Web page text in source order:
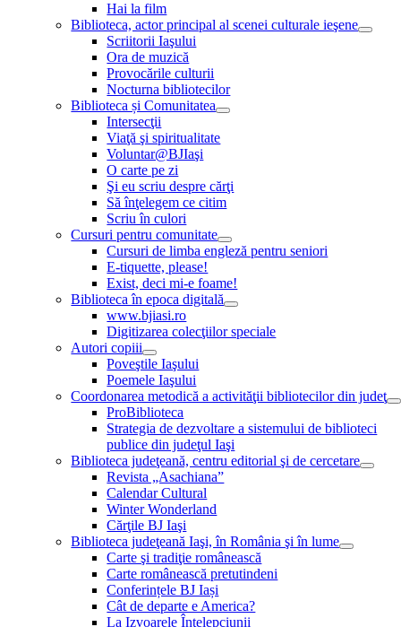
Hai la film
Biblioteca, actor principal al scenei culturale ieşene
Scriitorii Iaşului
Ora de muzică
Provocările culturii
Nocturna bibliotecilor
Biblioteca și Comunitatea
Intersecţii
Viaţă şi spiritualitate
Voluntar@BJIaşi
O carte pe zi
Şi eu scriu despre cărţi
Să înţelegem ce citim
Scriu în culori
Cursuri pentru comunitate
Cursuri de limba engleză pentru seniori
E-tiquette, please!
Exist, deci mi-e foame!
Biblioteca în epoca digitală
www.bjiasi.ro
Digitizarea colecţiilor speciale
Autori copiii
Poveştile Iaşului
Poemele Iaşului
Coordonarea metodică a activităţii bibliotecilor din judeţ
ProBiblioteca
Strategia de dezvoltare a sistemului de biblioteci
publice din judeţul Iaşi
Biblioteca judeţeană, centru editorial şi de cercetare
Revista „Asachiana”
Calendar Cultural
Winter Wonderland
Cărţile BJ Iaşi
Biblioteca judeţeană Iaşi, în România şi în lume
Carte şi tradiţie românească
Carte românească pretutindeni
Conferințele BJ Iași
Cât de departe e America?
La Izvoarele Înţelepciunii